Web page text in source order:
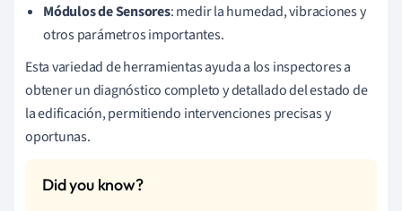
Módulos de Sensores: medir la humedad, vibraciones y
otros parámetros importantes.
Esta variedad de herramientas ayuda a los inspectores a
obtener un diagnóstico completo y detallado del estado de
la edificación, permitiendo intervenciones precisas y
oportunas.